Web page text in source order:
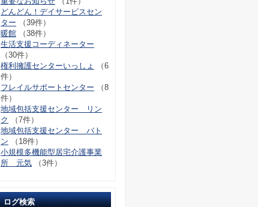
どんどん！デイサービスセン
ター （39件）
暖館 （38件）
生活支援コーディネーター
（30件）
権利擁護センターいっしょ
（6
件）
フレイルサポートセンター （8
件）
地域包括支援センター リン
ク
（7件）
地域包括支援センター バト
ン （18件）
小規模多機能型居宅介護事業
所 元気 （3件）
ログ検索